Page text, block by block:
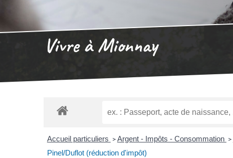
Vivre à Mionnay
Accueil particuliers > Argent - Impôts - Consommation >
Pinel/Duflot (réduction d'impôt)